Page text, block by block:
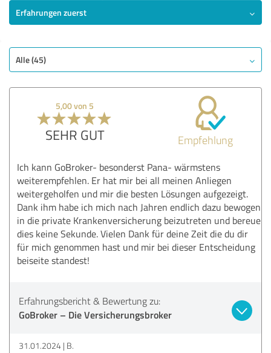
Erfahrungen zuerst
Alle (45)
5,00 von 5
SEHR GUT Empfehlung
Ich kann GoBroker- besonderst Pana- wärmstens
weiterempfehlen. Er hat mir bei all meinen Anliegen
weitergeholfen und mir die besten Lösungen aufgezeigt.
Dank ihm habe ich mich nach Jahren endlich dazu bewogen
in die private Krankenversicherung beizutreten und bereue
dies keine Sekunde. Vielen Dank für deine Zeit die du dir
für mich genommen hast und mir bei dieser Entscheidung
beiseite standest!
Erfahrungsbericht & Bewertung zu:
GoBroker – Die Versicherungsbroker
31.01.2024 B.